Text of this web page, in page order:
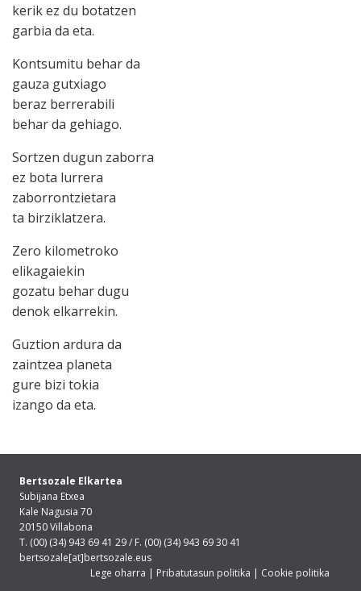
kerik ez du botatzen
garbia da eta.
Kontsumitu behar da
gauza gutxiago
beraz berrerabili
behar da gehiago.
Sortzen dugun zaborra
ez bota lurrera
zaborrontzietara
ta birziklatzera.
Zero kilometroko
elikagaiekin
gozatu behar dugu
denok elkarrekin.
Guztion ardura da
zaintzea planeta
gure bizi tokia
izango da eta.
Bertsozale Elkartea
Subijana Etxea
Kale Nagusia 70
20150 Villabona
T. (00) (34) 943 69 41 29 / F. (00) (34) 943 69 30 41
bertsozale[at]bertsozale.eus
Lege oharra | Pribatutasun politika | Cookie politika